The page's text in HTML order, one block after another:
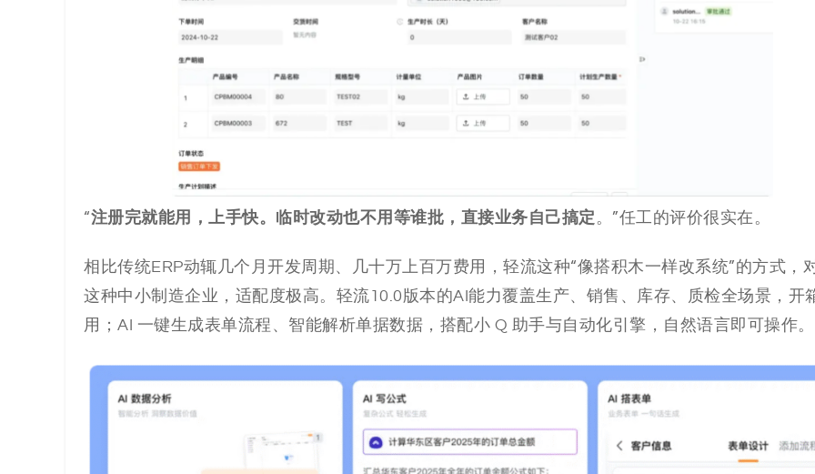
“注册完就能用，上手快。临时改动也不用等谁批，直接业务自己搞定 。”任工的评价很实在。
相比传统ERP动辄几个月开发周期、几十万上百万费用，轻流这种“像搭积木一样改系统”的方式，
这种中小制造企业，适配度极高。轻流10.0版本的AI能力覆盖生产、销售、库存、质检全场景，开
用；AI 一键生成表单流程、智能解析单据数据，搭配小 Q 助手与自动化引擎，自然语言即可操作。